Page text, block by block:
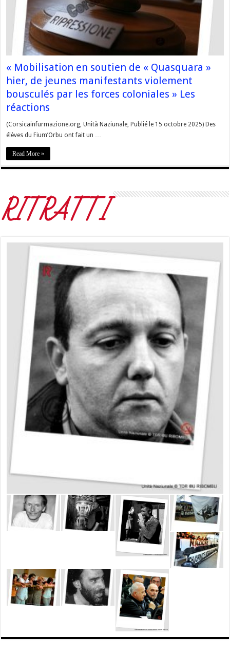
« Mobilisation en soutien de « Quasquara »
hier, de jeunes manifestants violement
bousculés par les forces coloniales » Les
réactions
(Corsicainfurmazione.org, Unità Naziunale, Publié le 15 octobre 2025) Des
élèves du Fium’Orbu ont fait un …
Read More »
RITRATTI